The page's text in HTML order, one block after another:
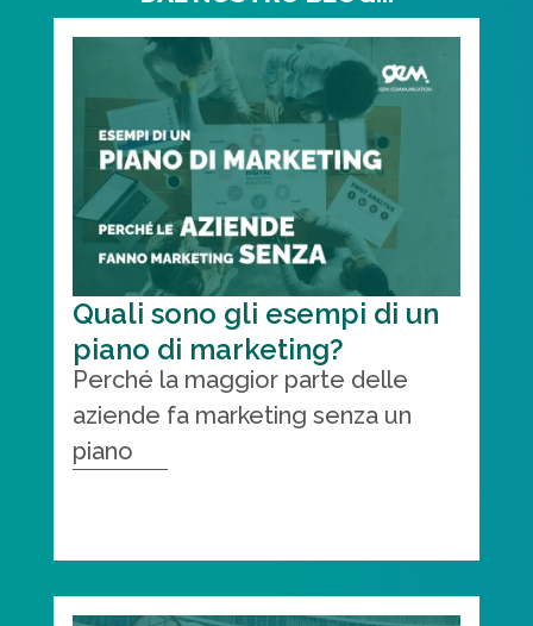
Quali sono gli esempi di un
piano di marketing?
Perché la maggior parte delle
aziende fa marketing senza un
piano